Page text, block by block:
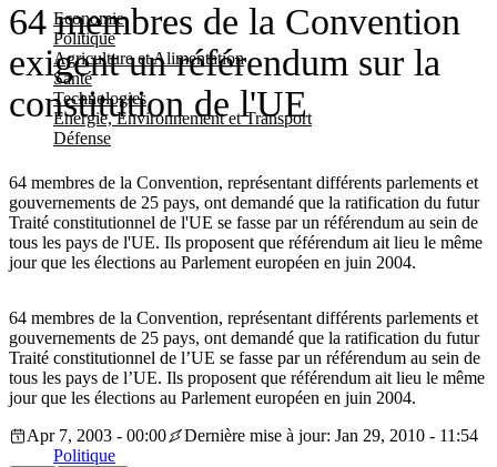
Economie
Politique
Agriculture et Alimentation
Santé
Technologies
Energie, Environnement et Transport
Défense
64 membres de la Convention
exigent un référendum sur la
constitution de l'UE
64 membres de la Convention, représentant différents parlements et
gouvernements de 25 pays, ont demandé que la ratification du futur
Traité constitutionnel de l'UE se fasse par un référendum au sein de
tous les pays de l'UE. Ils proposent que référendum ait lieu le même
jour que les élections au Parlement européen en juin 2004.
64 membres de la Convention, représentant différents parlements et
gouvernements de 25 pays, ont demandé que la ratification du futur
Traité constitutionnel de l’UE se fasse par un référendum au sein de
tous les pays de l’UE. Ils proposent que référendum ait lieu le même
jour que les élections au Parlement européen en juin 2004.
Apr 7, 2003 - 00:00
Dernière mise à jour: Jan 29, 2010 - 11:54
Politique